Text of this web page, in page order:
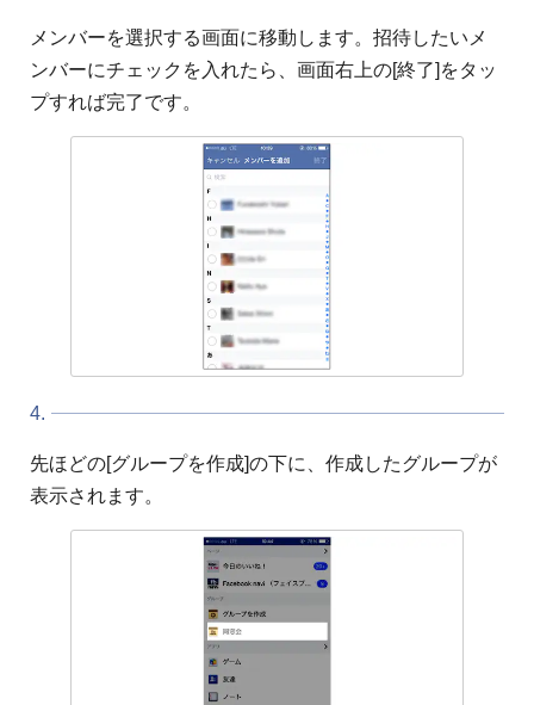
メンバーを選択する画面に移動します。招待したいメ
ンバーにチェックを入れたら、画面右上の[終了]をタッ
プすれば完了です。
4.
先ほどの[グループを作成]の下に、作成したグループが
表示されます。